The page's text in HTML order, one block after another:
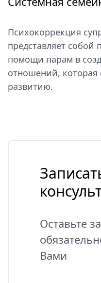
Психокоррекция
представляет собой
помощи парам в
отношений, которая
развитию.
Оставьте
Вами